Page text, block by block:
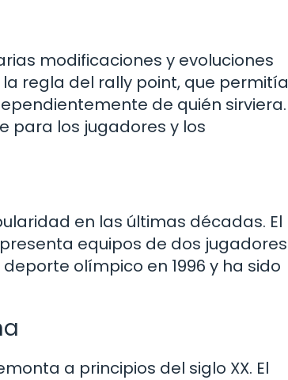
modificaciones y evoluciones
la regla del rally point, que permitía
de quién sirviera.
para los jugadores y los
en las últimas décadas. El
equipos de dos jugadores
olímpico en 1996 y ha sido
a principios del siglo XX. El